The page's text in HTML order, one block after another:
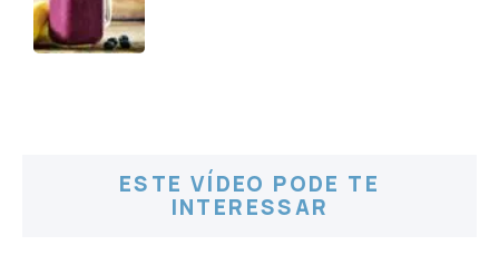
ESTE VÍDEO PODE TE
INTERESSAR